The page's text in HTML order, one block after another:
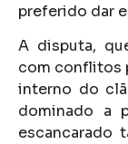
preferido dar
A disputa,
com conflitos
interno do
dominado a
escancarado